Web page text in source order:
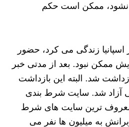
نشود، ممکن است حکم
زندگی می کرد، حضور
ممکن نبود. بعد از مدتی خبر
شد. البته این بازداشت
آزاد شد. سایت شرط بندی
ترین سایت های شرط
به میلیون ها نفر می